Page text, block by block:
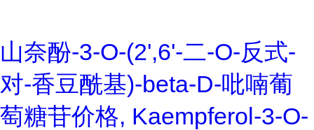
山奈酚-3-O-(2',6'-二-O-反式-
对-香豆酰基)-beta-D-吡喃葡
萄糖苷价格, Kaempferol-3-O-